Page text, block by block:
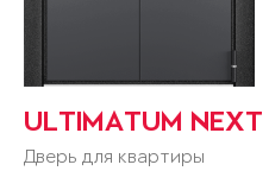
ULTIMATUM NEXT
Дверь для квартиры